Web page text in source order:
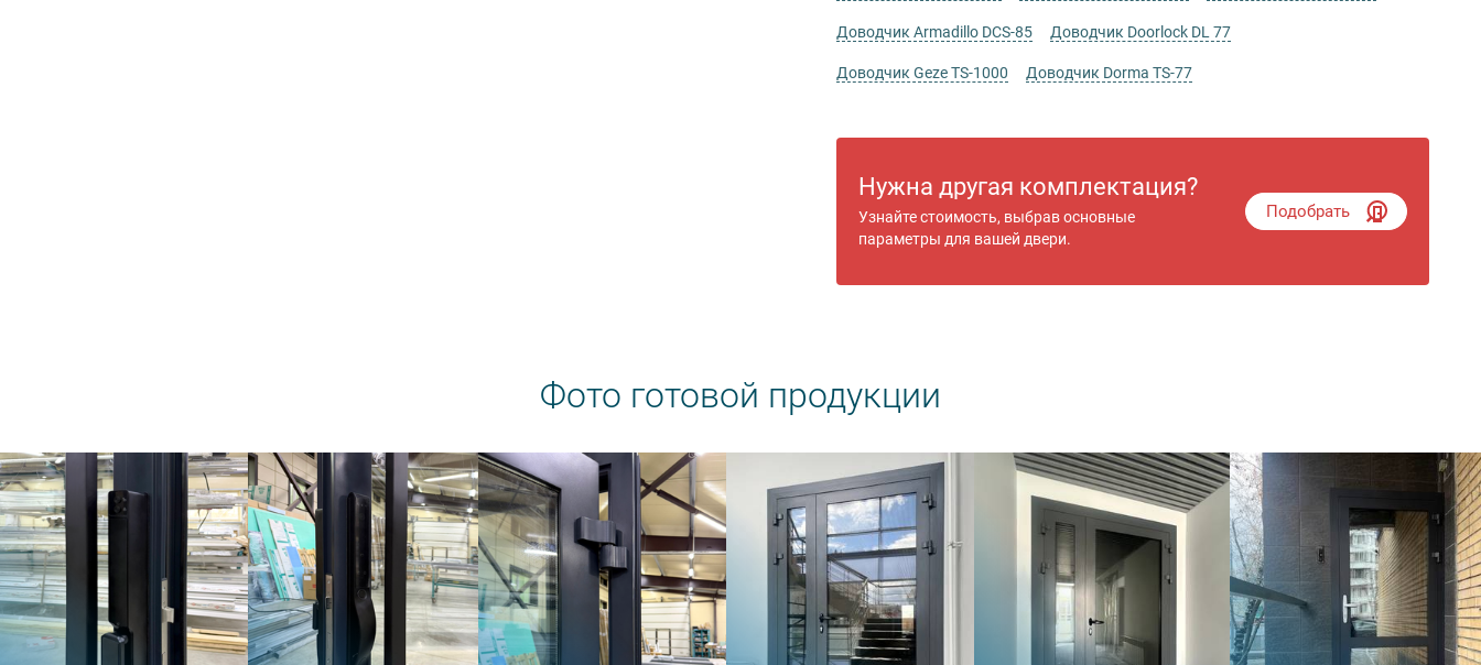
Доводчик Armadillo DCS-85 Доводчик Doorlock DL 77
Доводчик Geze TS-1000 Доводчик Dorma TS-77
Нужна другая комплектация?
Узнайте стоимость, выбрав основные
параметры для вашей двери.
Подобрать
Фото готовой продукции